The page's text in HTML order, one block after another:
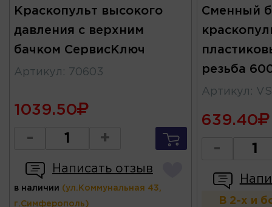
Краскопульт высокого
давления с верхним
бачком СервисКлюч
Артикул : 70603
1039.50
- +
Написать отзыв
в наличии (ул.Коммунальная 43,
г.Симферополь)
Сменный
резьба
Артикул :
639.40
-
В 2-х и